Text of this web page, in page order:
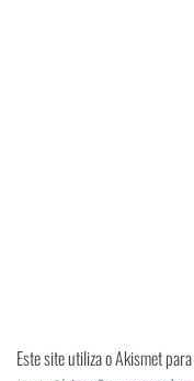
Este site utiliza o Akismet